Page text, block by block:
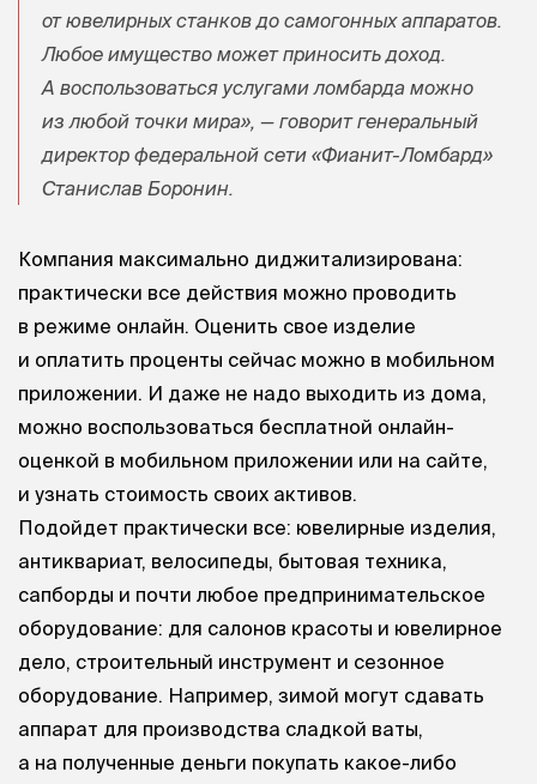
от ювелирных станков до самогонных аппаратов.
Любое имущество может приносить доход.
А воспользоваться услугами ломбарда можно
из любой точки мира», — говорит генеральный
директор федеральной сети «Фианит-Ломбард»
Станислав Боронин.
Компания максимально диджитализирована:
практически все действия можно проводить
в режиме онлайн. Оценить свое изделие
и оплатить проценты сейчас можно в мобильном
приложении. И даже не надо выходить из дома,
можно воспользоваться бесплатной онлайн-
оценкой в мобильном приложении или на сайте,
и узнать стоимость своих активов.
Подойдет практически все: ювелирные изделия,
антиквариат, велосипеды, бытовая техника,
сапборды и почти любое предпринимательское
оборудование: для салонов красоты и ювелирное
дело, строительный инструмент и сезонное
оборудование. Например, зимой могут сдавать
аппарат для производства сладкой ваты,
а на полученные деньги покупать какое-либо